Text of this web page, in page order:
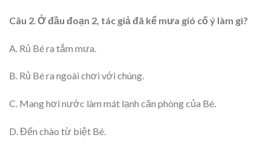
Câu 2 Ở đầu đoạn 2, tác giả đã kể mưa gió cố ý làm gì?
A. Rủ Bé ra tắm mưa.
B. Rủ Bé ra ngoài chơi với chúng.
C. Mang hơi nước làm mát lạnh căn phòng của Bé.
D. Đến chào từ biệt Bé.